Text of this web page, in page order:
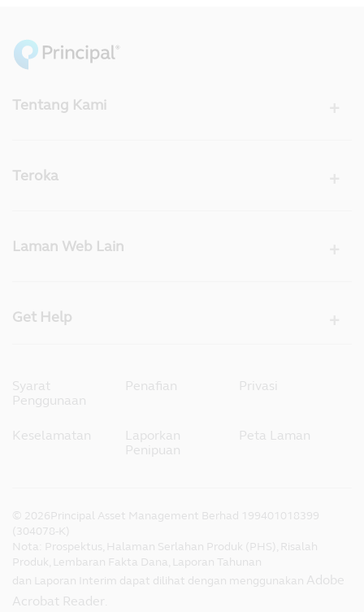
Tentang Kami
Teroka
Laman Web Lain
Get Help
Syarat
Penggunaan
Penafian Privasi
Keselamatan
Laporkan
Penipuan
Peta Laman
© 2026Principal Asset Management Berhad 199401018399
(304078-K)
Nota: Prospektus, Halaman Serlahan Produk (PHS), Risalah
Produk, Lembaran Fakta Dana, Laporan Tahunan
dan Laporan Interim dapat dilihat dengan menggunakan Adobe
Acrobat Reader